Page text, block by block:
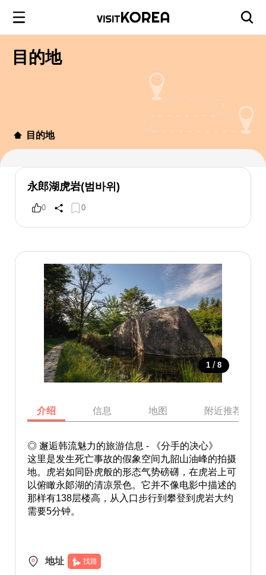
目的地
目的地
永郎湖虎岩(범바위)
0 0
1 / 8
介绍 信息 地图 附近推荐景点
◎ 邂逅韩流魅力的旅游信息 - 《分手的决心》
这里是发生死亡事故的假象空间九韶山油峰的拍摄
地。虎岩如同卧虎般的形态气势磅礴，在虎岩上可
以俯瞰永郞湖的清凉景色。它并不像电影中描述的
那样有138层楼高，从入口步行到攀登到虎岩大约
需要5分钟。
地址 找路